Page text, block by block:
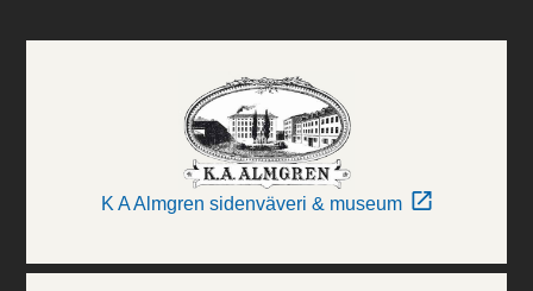
K A Almgren sidenväveri & museum